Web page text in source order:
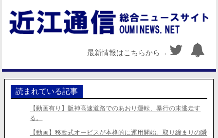
最新情報はこちらから→
読まれている記事
【動画有り】阪神高速道路でのあおり運転、暴行の末逃走す
る。
【動画】移動式オービスが本格的に運用開始。取り締まりの瞬